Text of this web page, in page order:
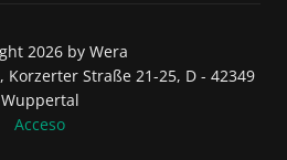
2026 by Wera
Korzerter Straße 21-25, D - 42349
Wuppertal
Acceso